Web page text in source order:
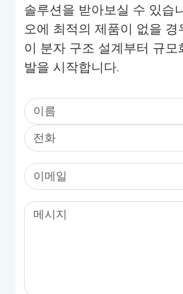
솔루션을 받아보실 수 있습
오에 최적의 제품이 없을 경
이 분자 구조 설계부터 규모
발을 시작합니다.